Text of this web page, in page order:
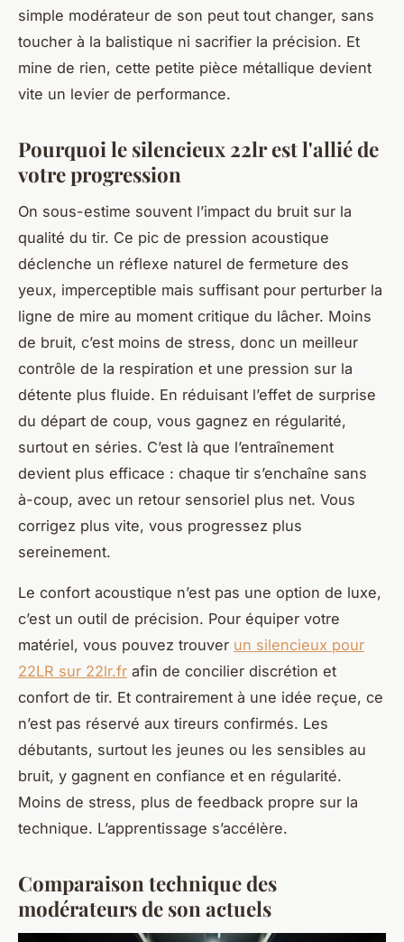
simple modérateur de son peut tout changer, sans
toucher à la balistique ni sacrifier la précision. Et
mine de rien, cette petite pièce métallique devient
vite un levier de performance.
Pourquoi le silencieux 22lr est l'allié de
votre progression
On sous-estime souvent l’impact du bruit sur la
qualité du tir. Ce pic de pression acoustique
déclenche un réflexe naturel de fermeture des
yeux, imperceptible mais suffisant pour perturber la
ligne de mire au moment critique du lâcher. Moins
de bruit, c’est moins de stress, donc un meilleur
contrôle de la respiration et une pression sur la
détente plus fluide. En réduisant l’effet de surprise
du départ de coup, vous gagnez en régularité,
surtout en séries. C’est là que l’entraînement
devient plus efficace : chaque tir s’enchaîne sans
à-coup, avec un retour sensoriel plus net. Vous
corrigez plus vite, vous progressez plus
sereinement.
Le confort acoustique n’est pas une option de luxe,
c’est un outil de précision. Pour équiper votre
matériel, vous pouvez trouver un silencieux pour
22LR sur 22lr.fr afin de concilier discrétion et
confort de tir. Et contrairement à une idée reçue, ce
n’est pas réservé aux tireurs confirmés. Les
débutants, surtout les jeunes ou les sensibles au
bruit, y gagnent en confiance et en régularité.
Moins de stress, plus de feedback propre sur la
technique. L’apprentissage s’accélère.
Comparaison technique des
modérateurs de son actuels